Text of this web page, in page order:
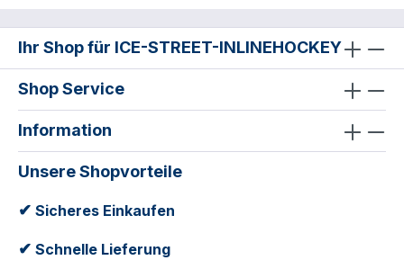
Ihr Shop für ICE-STREET-INLINEHOCKEY
Shop Service
Information
Unsere Shopvorteile
✔ Sicheres Einkaufen
✔ Schnelle Lieferung